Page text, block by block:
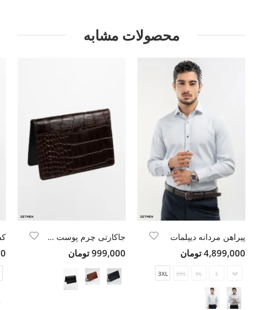
محصولات مشابه
پیراهن مردانه دیپلمات
4,899,000 تومان
M
L
XL
2XL
3XL
جاکارتی چرم پوست ماری ست من
999,000 تومان